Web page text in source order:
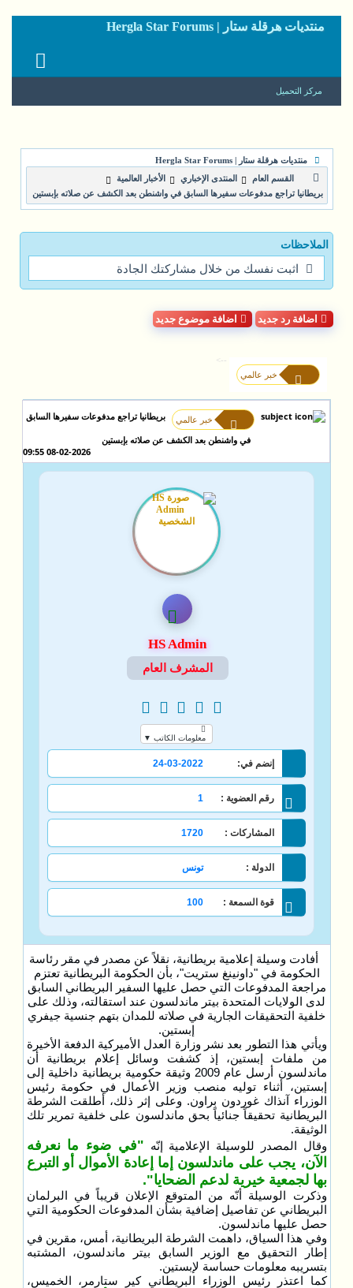
منتديات هرقلة ستار | Hergla Star Forums
مركز التحميل
منتديات هرقلة ستار | Hergla Star Forums
القسم العام
المنتدى الإخباري
الأخبار العالمية
بريطانيا تراجع مدفوعات سفيرها السابق في واشنطن بعد الكشف عن صلاته بإبستين
الملاحظات
اثبت نفسك من خلال مشاركتك الجادة
اضافة رد جديد اضافة موضوع جديد
خبر عالمي
-->
خبر عالمي بريطانيا تراجع مدفوعات سفيرها السابق
في واشنطن بعد الكشف عن صلاته بإبستين
08-02-2026 09:55
HS Admin
المشرف العام
معلومات الكاتب ▼
إنضم في: 24-03-2022
رقم العضوية : 1
المشاركات : 1720
الدولة : تونس
قوة السمعة : 100
أفادت وسيلة إعلامية بريطانية، نقلاً عن مصدر في مقر رئاسة
الحكومة في "داونينغ ستريت"، بأن الحكومة البريطانية تعتزم
مراجعة المدفوعات التي حصل عليها السفير البريطاني السابق
لدى الولايات المتحدة بيتر ماندلسون عند استقالته، وذلك على
خلفية التحقيقات الجارية في صلاته للمدان بتهم جنسية جيفري
إبستين.
ويأتي هذا التطور بعد نشر وزارة العدل الأميركية الدفعة الأخيرة
من ملفات إبستين، إذ كشفت وسائل إعلام بريطانية أن
ماندلسون أرسل عام 2009 وثيقة حكومية بريطانية داخلية إلى
إبستين، أثناء توليه منصب وزير الأعمال في حكومة رئيس
الوزراء آنذاك غوردون براون. وعلى إثر ذلك، أطلقت الشرطة
البريطانية تحقيقاً جنائياً بحق ماندلسون على خلفية تمرير تلك
الوثيقة.
وقال المصدر للوسيلة الإعلامية إنّه "في ضوء ما نعرفه
الآن، يجب على ماندلسون إما إعادة الأموال أو التبرع
بها لجمعية خيرية لدعم الضحايا".
وذكرت الوسيلة أنّه من المتوقع الإعلان قريباً في البرلمان
البريطاني عن تفاصيل إضافية بشأن المدفوعات الحكومية التي
حصل عليها ماندلسون.
وفي هذا السياق، داهمت الشرطة البريطانية، أمس، مقرين في
إطار التحقيق مع الوزير السابق بيتر ماندلسون، المشتبه
بتسريبه معلومات حساسة لإبستين.
كما اعتذر رئيس الوزراء البريطاني كير ستارمر، الخميس،